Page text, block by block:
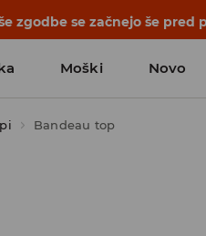
zgodbe se začnejo še
Moški Novo
Bandeau top